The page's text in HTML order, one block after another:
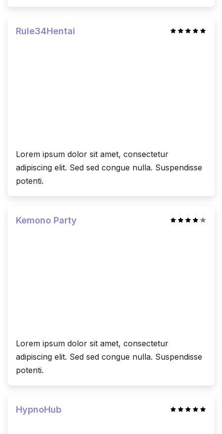
Rule34Hentai
Lorem ipsum dolor sit amet, consectetur
adipiscing elit. Sed sed congue nulla. Suspendisse
potenti.
Kemono Party
Lorem ipsum dolor sit amet, consectetur
adipiscing elit. Sed sed congue nulla. Suspendisse
potenti.
HypnoHub